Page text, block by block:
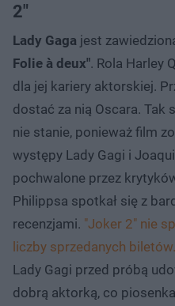
2"
Lady Gaga jest
Folie à deux". Rola Harley
dla jej kariery aktorskiej.
dostać za nią Oscara. Tak
nie stanie, ponieważ film
występy Lady Gagi i
pochwalone przez
Philippsa spotkał się z
recenzjami. "Joker 2" nie
liczby sprzedanych biletów.
Lady Gagi przed próbą
dobrą aktorką, co